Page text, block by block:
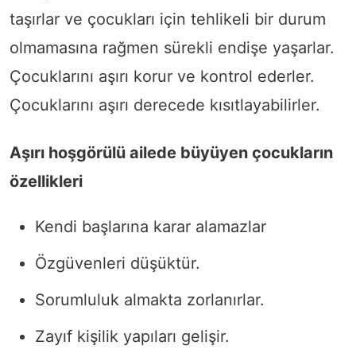
taşırlar ve çocukları için tehlikeli bir durum
olmamasına rağmen sürekli endişe yaşarlar.
Çocuklarını aşırı korur ve kontrol ederler.
Çocuklarını aşırı derecede kısıtlayabilirler.
Aşırı hoşgörülü ailede büyüyen çocukların
özellikleri
Kendi başlarına karar alamazlar
Özgüvenleri düşüktür.
Sorumluluk almakta zorlanırlar.
Zayıf kişilik yapıları gelişir.